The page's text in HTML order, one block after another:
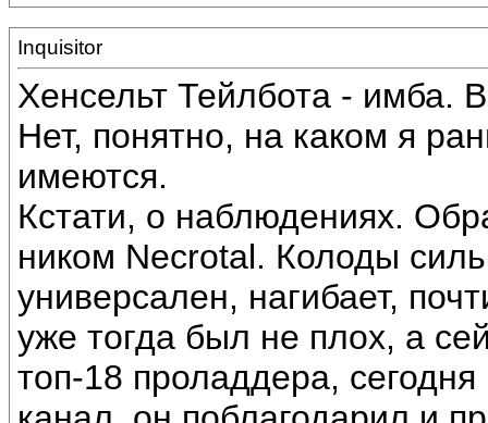
Inquisitor
Хенсельт Тейлбота - имба.
Нет, понятно, на каком я
имеются.
Кстати, о наблюдениях.
ником Necrotal. Колоды
универсален, нагибает,
уже тогда был не плох, а
топ-18 проладдера,